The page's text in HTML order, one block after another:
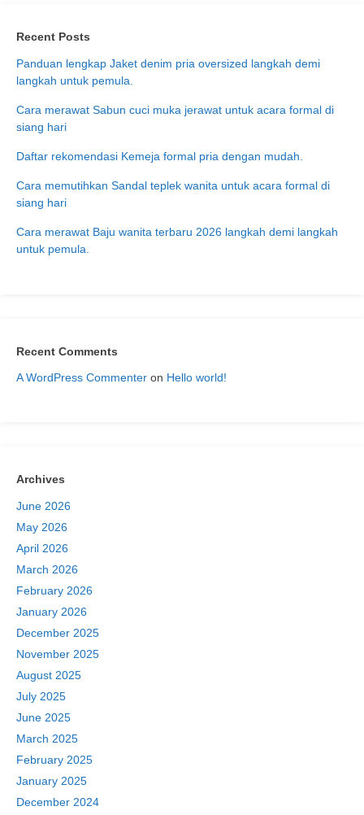
Recent Posts
Panduan lengkap Jaket denim pria oversized langkah demi
langkah untuk pemula.
Cara merawat Sabun cuci muka jerawat untuk acara formal di
siang hari
Daftar rekomendasi Kemeja formal pria dengan mudah.
Cara memutihkan Sandal teplek wanita untuk acara formal di
siang hari
Cara merawat Baju wanita terbaru 2026 langkah demi langkah
untuk pemula.
Recent Comments
A WordPress Commenter on Hello world!
Archives
June 2026
May 2026
April 2026
March 2026
February 2026
January 2026
December 2025
November 2025
August 2025
July 2025
June 2025
March 2025
February 2025
January 2025
December 2024